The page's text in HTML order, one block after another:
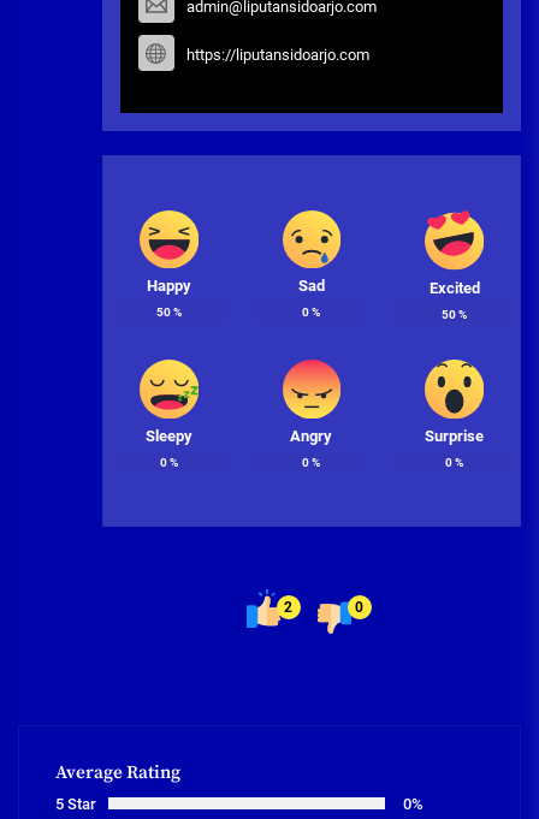
admin@liputansidoarjo.com
https://liputansidoarjo.com
Happy
50%
Sad
0%
Excited
50%
Sleepy
0%
Angry
0%
Surprise
0%
2 0
Average Rating
5 Star
0%